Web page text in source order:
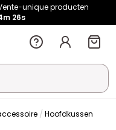
unique producten
24s
Hoofdkussen